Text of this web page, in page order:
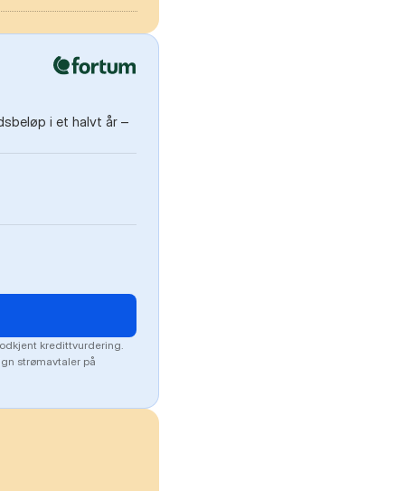
i et halvt år –
kredittvurdering.
strømavtaler på